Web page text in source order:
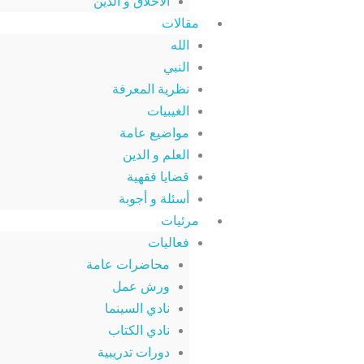
مقالات
الله
النبي
نظرية المعرفة
الغيبيات
مواضيع عامة
العلم و الدين
قضايا فقهية
أسئلة و أجوبة
مرئيات
فعاليات
محاضرات عامة
ورش عمل
نادي السينما
نادي الكتاب
دورات تدريبية